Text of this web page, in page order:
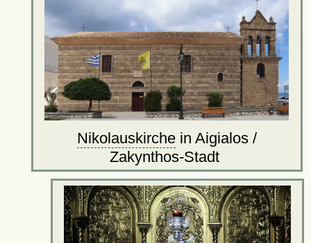
Nikolauskirchein Aigialos /
Zakynthos-Stadt